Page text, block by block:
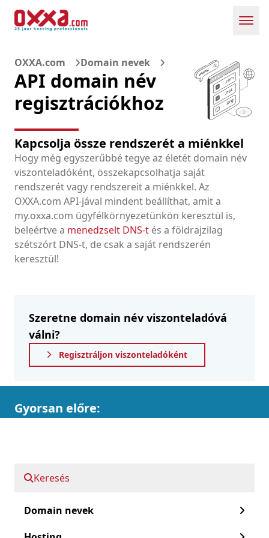
Domain nevek
Keresés
OXXA.com Domain nevek
API domain név
regisztrációkhoz
Kapcsolja össze rendszerét a miénkkel
Hogy még egyszerűbbé tegye az életét domain név
viszonteladóként, összekapcsolhatja saját
rendszerét vagy rendszereit a miénkkel. Az
OXXA.com API-jával mindent beállíthat, amit a
my.oxxa.com ügyfélkörnyezetünkön keresztül is,
beleértve a menedzselt DNS-t és a földrajzilag
szétszórt DNS-t, de csak a saját rendszerén
keresztül!
Szeretne domain név viszonteladóvá
válni?
Regisztráljon viszonteladóként
Gyorsan előre:
Egyenesen a munkába